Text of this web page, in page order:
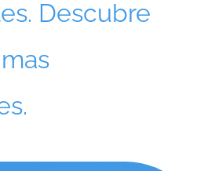
Descubre